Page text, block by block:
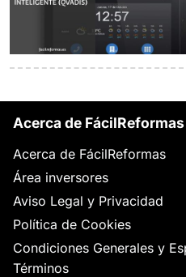
Acerca de FácilReformas
Acerca de FácilReformas
Área inversores
Aviso Legal y Privacidad
Política de Cookies
Condiciones Generales y
Términos